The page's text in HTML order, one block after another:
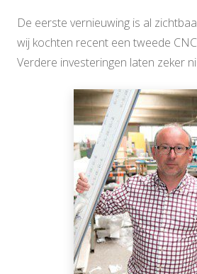
De eerste vernieuwing is al
wij kochten recent een tweede
Verdere investeringen laten zeker